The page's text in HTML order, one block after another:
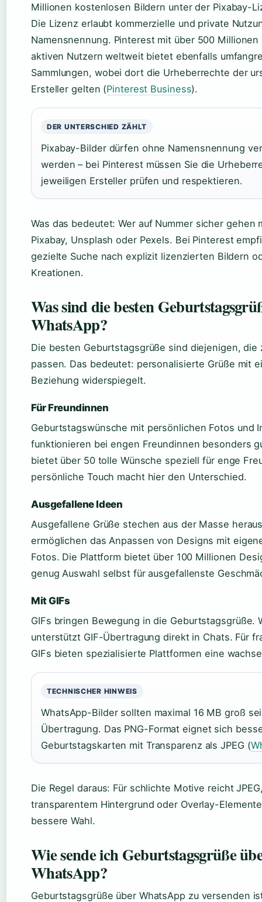
Millionen kostenlosen Bildern unter der Pixabay-
Die Lizenz erlaubt kommerzielle und private
Namensnennung. Pinterest mit über 500 Millionen
aktiven Nutzern weltweit bietet ebenfalls
Sammlungen, wobei dort die Urheberrechte der
Ersteller gelten (Pinterest Business).
DER UNTERSCHIED ZÄHLT
Pixabay-Bilder dürfen ohne Namensnennung
werden – bei Pinterest müssen Sie die
jeweiligen Ersteller prüfen und respektieren.
Was das bedeutet: Wer auf Nummer sicher gehen
Pixabay, Unsplash oder Pexels. Bei Pinterest
gezielte Suche nach explizit lizenzierten Bildern
Kreationen.
Was sind die besten
WhatsApp?
Die besten Geburtstagsgrüße sind diejenigen, die
passen. Das bedeutet: personalisierte Grüße mit
Beziehung widerspiegelt.
Für Freundinnen
Geburtstagswünsche mit persönlichen Fotos und
funktionieren bei engen Freundinnen besonders
bietet über 50 tolle Wünsche speziell für enge
persönliche Touch macht hier den Unterschied.
Ausgefallene Ideen
Ausgefallene Grüße stechen aus der Masse
ermöglichen das Anpassen von Designs mit
Fotos. Die Plattform bietet über 100 Millionen
genug Auswahl selbst für ausgefallenste
Mit GIFs
GIFs bringen Bewegung in die Geburtstagsgrüße.
unterstützt GIF-Übertragung direkt in Chats. Für
GIFs bieten spezialisierte Plattformen eine
TECHNISCHER HINWEIS
WhatsApp-Bilder sollten maximal 16 MB groß
Übertragung. Das PNG-Format eignet sich
Geburtstagskarten mit Transparenz als JPEG (
Die Regel daraus: Für schlichte Motive reicht
transparentem Hintergrund oder Overlay-
bessere Wahl.
Wie sende ich Geburtstagsgrüße
WhatsApp?
Geburtstagsgrüße über WhatsApp zu versenden